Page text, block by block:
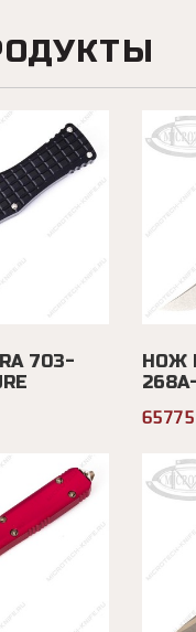
703-
НОЖ